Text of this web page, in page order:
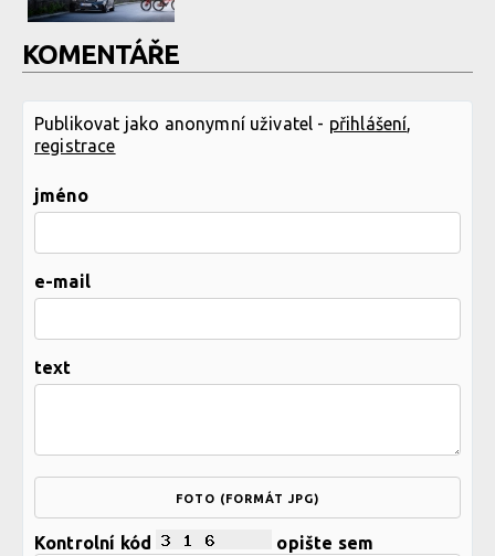
KOMENTÁŘE
Publikovat jako anonymní uživatel - přihlášení
registrace
jméno
e-mail
text
FOTO (FORMÁT JPG)
Kontrolní kód opište sem